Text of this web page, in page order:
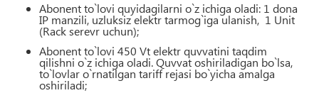
Abonentto`lovi quyidagilarni o`z ichiga oladi: 1 dona
IP manzili, uzluksizelektrtarmog`iga ulanish, 1 Unit
(Rackserevr uchun);
Abonent to`lovi 450 Vt elektr quvvatini taqdim
qilishni o`z ichiga oladi. Quvvat oshiriladigan bo`lsa,
to`lovlar o`rnatilgan tariff rejasi bo`yicha amalga
oshiriladi;